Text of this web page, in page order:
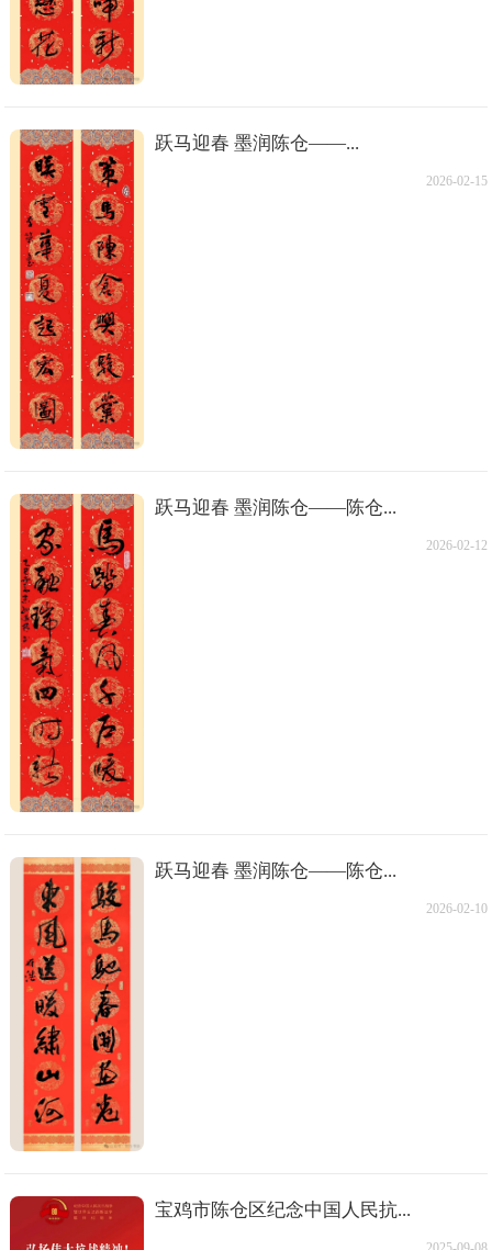
跃马迎春 墨润陈仓——...
2026-02-15
跃马迎春 墨润陈仓——陈仓...
2026-02-12
跃马迎春 墨润陈仓——陈仓...
2026-02-10
宝鸡市陈仓区纪念中国人民抗...